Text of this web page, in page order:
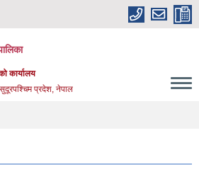
कार्यालय
प्रदेश, नेपाल